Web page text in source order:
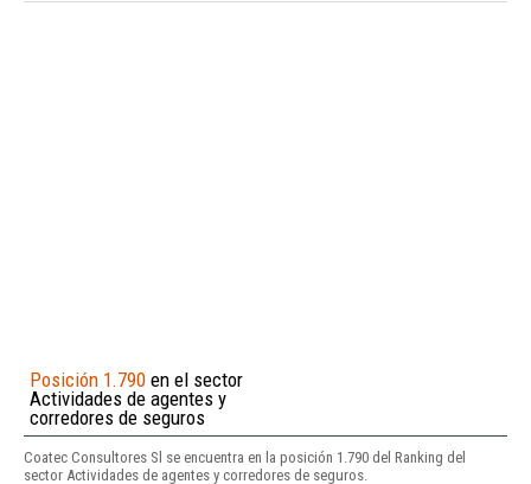
Posición 1.790 en el sector
Actividades de agentes y
corredores de seguros
Coatec Consultores Sl se encuentra en la posición 1.790 del Ranking del
sector Actividades de agentes y corredores de seguros.